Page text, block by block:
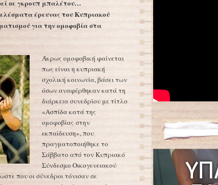
σε γκρουπ μπαλέτου…
έρευνας του Κυπριακού
για την ομοφοβία στα
Άκρως ομοφοβική φαίνεται
πως είναι η κυπριακή
σχολική κοινωνία, βάσει των
όσων αναφέρθηκαν κατά τη
διάρκεια συνεδρίου με τίτλο
«Ασπίδα κατά της
ομοφοβίας στην
εκπαίδευση», που
πραγματοποιήθηκε το
Σάββατο από τον Κυπριακό
Σύνδεσμο Οικογενειακού
που οι σύνεδροι τόνισαν σε